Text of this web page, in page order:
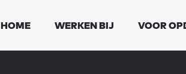
HOME WERKEN BIJ VOOR